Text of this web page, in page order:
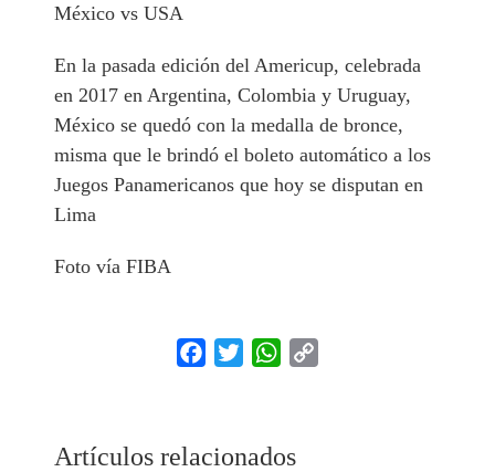
México vs USA
En la pasada edición del Americup, celebrada
en 2017 en Argentina, Colombia y Uruguay,
México se quedó con la medalla de bronce,
misma que le brindó el boleto automático a los
Juegos Panamericanos que hoy se disputan en
Lima
Foto vía FIBA
Facebook
Twitter WhatsApp
Artículos relacionados